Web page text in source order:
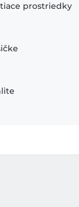
prostriedky